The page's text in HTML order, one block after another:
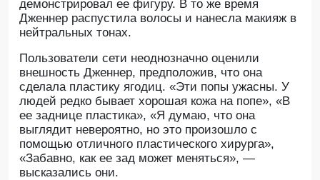
демонстрировал ее фигуру. В то же время
Дженнер распустила волосы и нанесла макияж в
нейтральных тонах.
Пользователи сети неоднозначно оценили
внешность Дженнер, предположив, что она
сделала пластику ягодиц. «Эти попы ужасны. У
людей редко бывает хорошая кожа на попе», «В
ее заднице пластика», «Я думаю, что она
выглядит невероятно, но это произошло с
помощью отличного пластического хирурга»,
«Забавно, как ее зад может меняться», —
высказались они.